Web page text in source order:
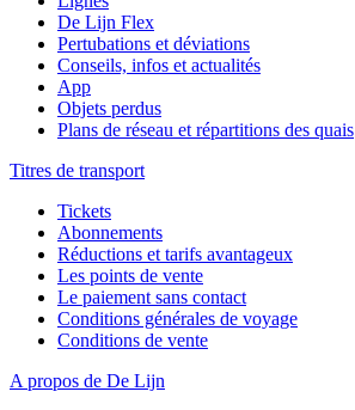
De Lijn Flex
Pertubations et déviations
Conseils, infos et actualités
App
Objets perdus
Plans de réseau et répartitions des quais
Titres de transport
Tickets
Abonnements
Réductions et tarifs avantageux
Les points de vente
Le paiement sans contact
Conditions générales de voyage
Conditions de vente
A propos de De Lijn